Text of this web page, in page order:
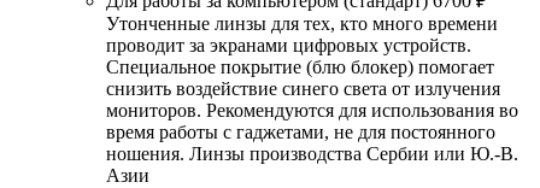
Утонченные линзы для тех, кто много времени
проводит за экранами цифровых устройств.
Специальное покрытие (блю блокер) помогает
снизить воздействие синего света от излучения
мониторов. Рекомендуются для использования во
время работы с гаджетами, не для постоянного
ношения. Линзы производства Сербии или Ю.-В.
Азии